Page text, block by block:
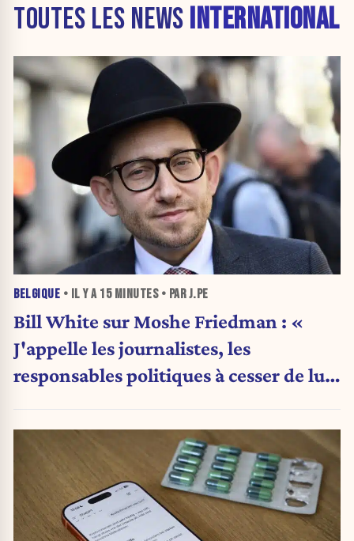
TOUTES LES NEWS INTERNATIONAL
BELGIQUE • IL Y A 15 MINUTES• PAR J.PE
Bill White sur Moshe Friedman : «
J'appelle les journalistes, les
responsables politiques à cesser de lui